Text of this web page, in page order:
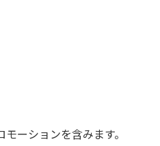
ーションを含みます。